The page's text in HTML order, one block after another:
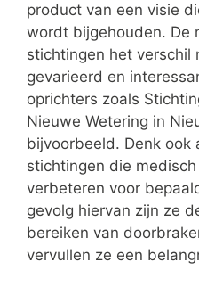
product van een visie
wordt bijgehouden. De
stichtingen het verschil
gevarieerd en
oprichters zoals
Nieuwe Wetering in
bijvoorbeeld. Denk ook
stichtingen die
verbeteren voor
gevolg hiervan zijn ze
bereiken van
vervullen ze een